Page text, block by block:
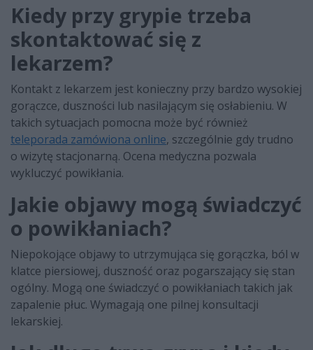
Kiedy przy grypie trzeba
skontaktować się z
lekarzem?
Kontakt z lekarzem jest konieczny przy bardzo wysokiej
gorączce, duszności lub nasilającym się osłabieniu. W
takich sytuacjach pomocna może być również
teleporada zamówiona online, szczególnie gdy trudno
o wizytę stacjonarną. Ocena medyczna pozwala
wykluczyć powikłania.
Jakie objawy mogą świadczyć
o powikłaniach?
Niepokojące objawy to utrzymująca się gorączka, ból w
klatce piersiowej, duszność oraz pogarszający się stan
ogólny. Mogą one świadczyć o powikłaniach takich jak
zapalenie płuc. Wymagają one pilnej konsultacji
lekarskiej.